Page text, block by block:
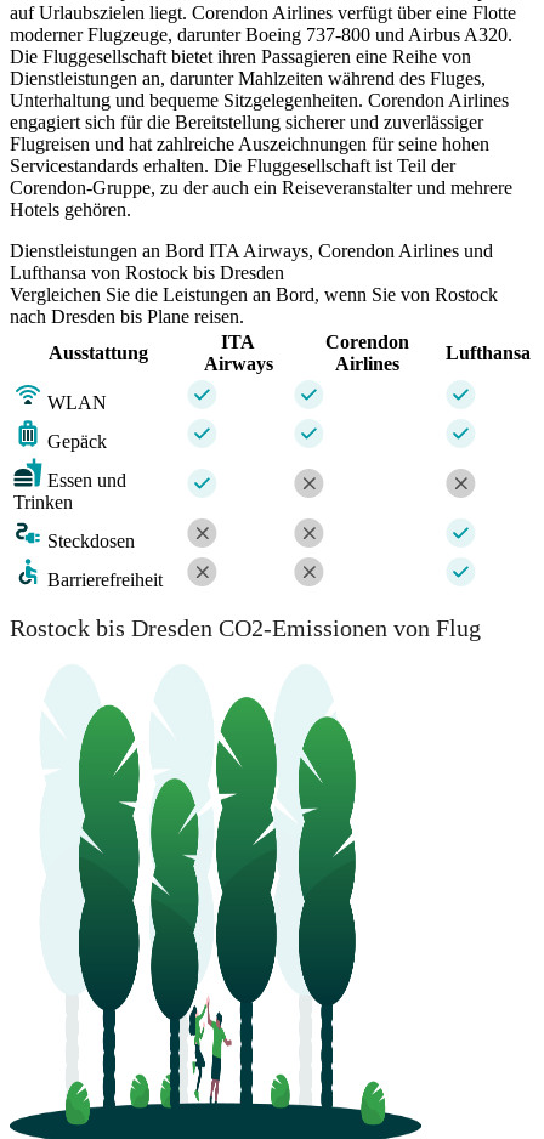
auf Urlaubszielen liegt. Corendon Airlines verfügt über eine Flotte
moderner Flugzeuge, darunter Boeing 737-800 und Airbus A320.
Die Fluggesellschaft bietet ihren Passagieren eine Reihe von
Dienstleistungen an, darunter Mahlzeiten während des Fluges,
Unterhaltung und bequeme Sitzgelegenheiten. Corendon Airlines
engagiert sich für die Bereitstellung sicherer und zuverlässiger
Flugreisen und hat zahlreiche Auszeichnungen für seine hohen
Servicestandards erhalten. Die Fluggesellschaft ist Teil der
Corendon-Gruppe, zu der auch ein Reiseveranstalter und mehrere
Hotels gehören.
Dienstleistungen an Bord ITA Airways, Corendon Airlines und
Lufthansa von Rostock bis Dresden
Vergleichen Sie die Leistungen an Bord, wenn Sie von Rostock
nach Dresden bis Plane reisen.
Ausstattung
ITA
Airways
Corendon
Airlines
Lufthansa
WLAN
Gepäck
Essen und
Trinken
Steckdosen
Barrierefreiheit
Rostock bis Dresden CO2-Emissionen von Flug